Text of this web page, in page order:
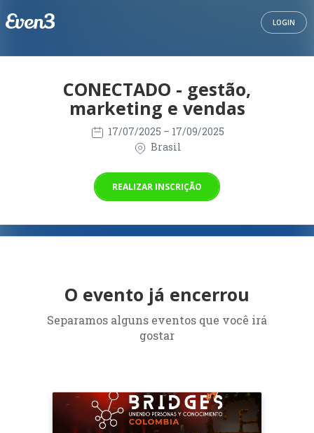
LOGIN
CONECTADO - gestão,
marketing e vendas
17/07/2025 – 17/09/2025
Brasil
REALIZAR INSCRIÇÃO
O evento já encerrou
Separamos alguns eventos que você irá
gostar